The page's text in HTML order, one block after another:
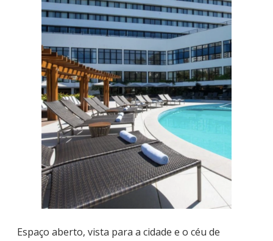
Espaço aberto, vista para a cidade e o céu de